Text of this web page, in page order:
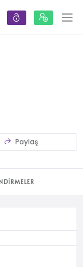
Paylaş